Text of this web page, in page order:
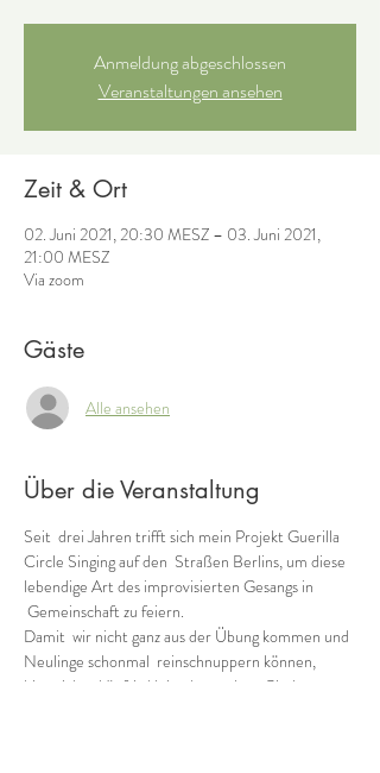
Anmeldung abgeschlossen
Veranstaltungen ansehen
Zeit & Ort
02. Juni 2021, 20:30 MESZ – 03. Juni 2021,
21:00 MESZ
Via zoom
Gäste
Alle ansehen
Über die Veranstaltung
Seit  drei Jahren trifft sich mein Projekt Guerilla
Circle Singing auf den  Straßen Berlins, um diese
lebendige Art des improvisierten Gesangs in
Gemeinschaft zu feiern.
Damit  wir nicht ganz aus der Übung kommen und
Neulinge schonmal  reinschnuppern können,
biete ich zukünftig kleine kostenlose Circle